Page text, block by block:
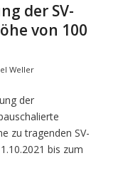
der SV-
von 100
Weller
der
zu tragenden SV-
bis zum